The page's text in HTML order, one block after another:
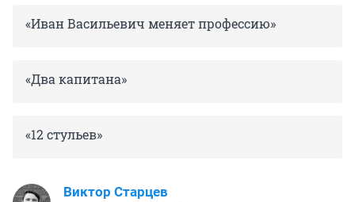
«Иван Васильевич меняет профессию»
«Два капитана»
«12 стульев»
Виктор Старцев